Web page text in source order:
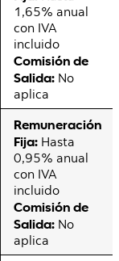
1,65% anual
con IVA
incluido
Comisión de
Salida: No
aplica
Remuneración
Fija: Hasta
0,95% anual
con IVA
incluido
Comisión de
Salida: No
aplica